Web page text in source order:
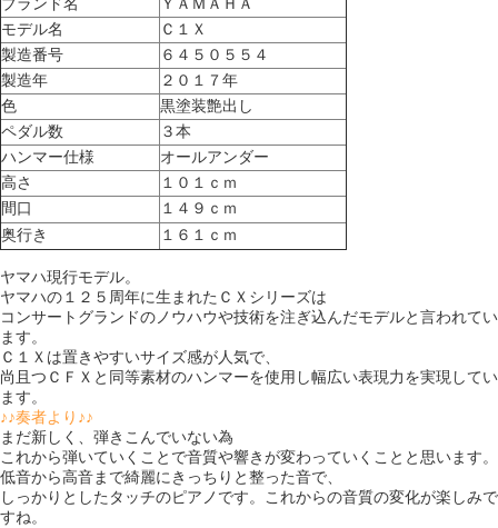
モデル名
Ｃ１Ｘ
製造番号
６４５０５５４
製造年
２０１７年
色
黒塗装艶出し
ペダル数
３本
ハンマー仕様
オールアンダー
高さ
１０１ｃｍ
間口
１４９ｃｍ
奥行き
１６１ｃｍ
ヤマハ現行モデル。
ヤマハの１２５周年に生まれたＣＸシリーズは
コンサートグランドのノウハウや技術を注ぎ込んだモデルと言われてい
ます。
Ｃ１Ｘは置きやすいサイズ感が人気で、
尚且つＣＦＸと同等素材のハンマーを使用し幅広い表現力を実現してい
ます。
♪♪奏者より♪♪
まだ新しく、弾きこんでいない為
これから弾いていくことで音質や響きが変わっていくことと思います。
低音から高音まで綺麗にきっちりと整った音で、
しっかりとしたタッチのピアノです。これからの音質の変化が楽しみで
すね。